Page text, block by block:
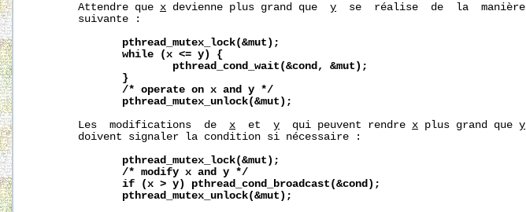
       Attendre que
x devienne plus grand que y
  se  réalise  de  la  manière
       suivante :
pthread_mutex_lock(&mut);
while
(x <= y)
{
pthread_cond_wait(&cond,
&mut);
}
/*
operate on x and y */
pthread_mutex_unlock(&mut);
       Les  modifications  de
x
  et
y
  qui peuvent rendre
x plus grand que y
       doivent signaler la condition si nécessaire :
pthread_mutex_lock(&mut);
/*
modify x and y */
if
(x > y)
pthread_cond_broadcast(&cond);
pthread_mutex_unlock(&mut);